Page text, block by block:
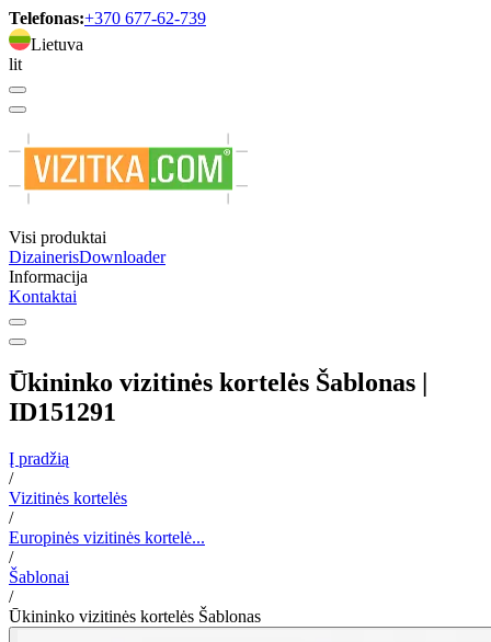
Telefonas:+370 677-62-739
Lietuva
lit
Visi produktai
DizainerisDownloader
Informacija
Kontaktai
Ūkininko vizitinės kortelės Šablonas |
ID151291
Į pradžią
/
Vizitinės kortelės
/
Europinės vizitinės kortelė...
/
Šablonai
/
Ūkininko vizitinės kortelės Šablonas